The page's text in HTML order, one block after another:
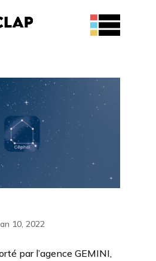
10, 2022
par l’agence GEMINI,